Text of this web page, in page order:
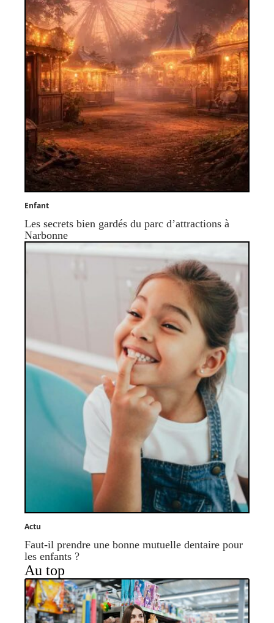
Enfant
Les secrets bien gardés du parc d’attractions à
Narbonne
Actu
Faut-il prendre une bonne mutuelle dentaire pour
les enfants ?
Au top